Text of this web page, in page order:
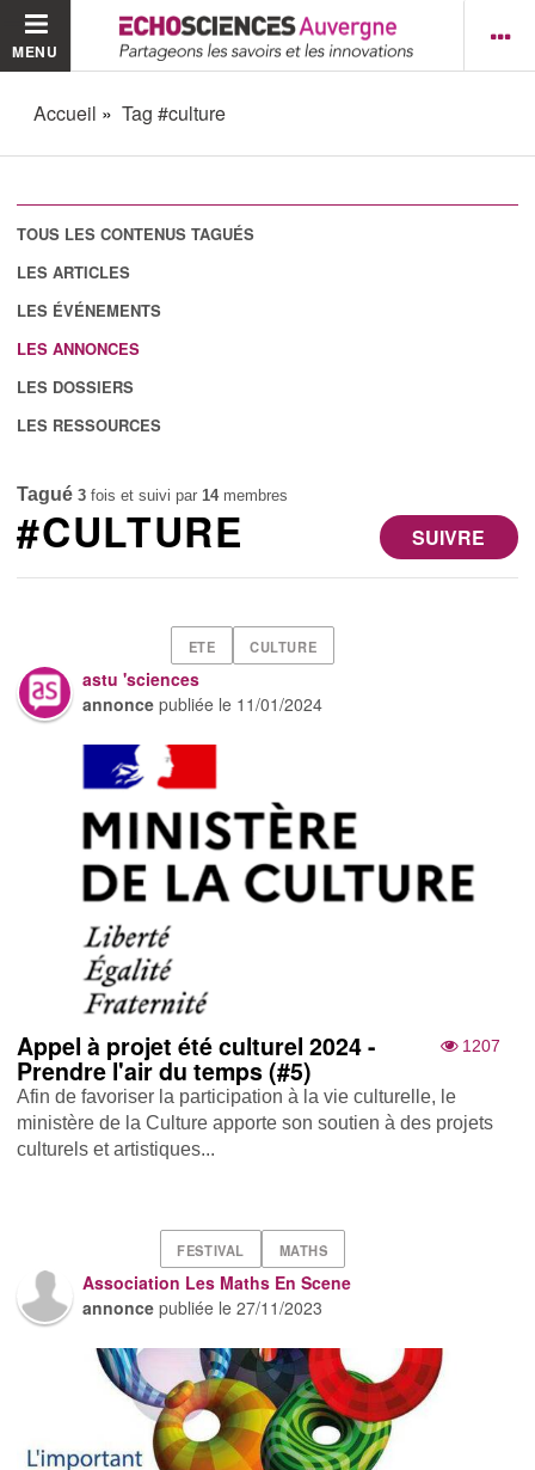
MENU
Accueil Tag #culture
TOUS LES CONTENUS TAGUÉS
LES ARTICLES
LES ÉVÉNEMENTS
LES ANNONCES
LES DOSSIERS
LES RESSOURCES
Tagué 3 fois et suivi par 14membres
SUIVRE
#CULTURE
ETE CULTURE
astu 'sciences
annonce publiée le 11/01/2024
1207
Appel à projet été culturel 2024 -
Prendre l'air du temps (#5)
Afin de favoriser la participation à la vie culturelle, le
ministère de la Culture apporte son soutien à des projets
culturels et artistiques...
FESTIVAL MATHS
Association Les Maths En Scene
annonce publiée le27/11/2023